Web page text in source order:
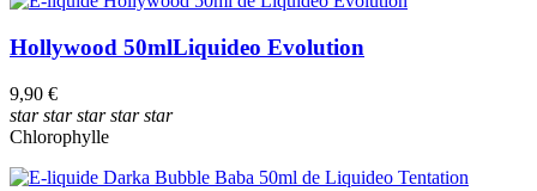
Hollywood 50mlLiquideo Evolution
9,90 €
starstarstarstarstar
Chlorophylle